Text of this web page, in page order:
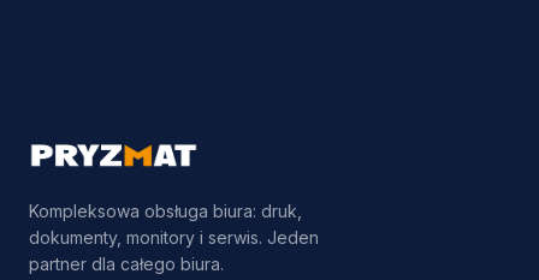
Kompleksowa obsługa biura: druk,
dokumenty, monitory i serwis. Jeden
partner dla całego biura.